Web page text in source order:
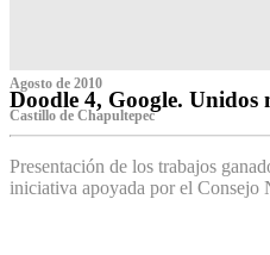
Agosto de 2010
Doodle 4, Google. Unidos
Castillo de Chapultepec
Presentación de los trabajos
iniciativa apoyada por el